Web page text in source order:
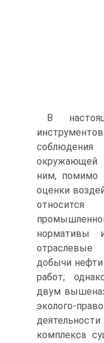
В
окружающей
ним, помимо
оценки
нормативы
отраслевые
добычи нефти
работ;
двум
эколого-
комплекса